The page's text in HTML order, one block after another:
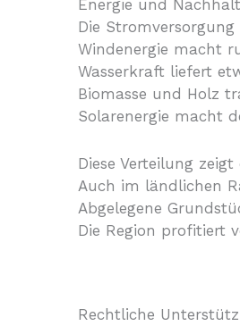
Energie und
Die
Windenergie macht
Wasserkraft liefert
Biomasse und Holz
Solarenergie macht
Diese Verteilung
Auch im ländlichen
Abgelegene
Die Region profitiert
Rechtliche